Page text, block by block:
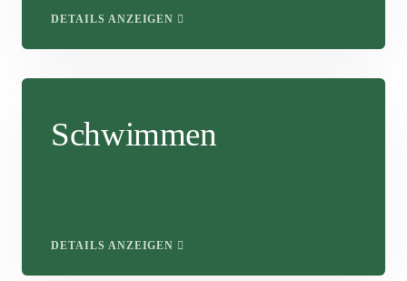
DETAILS ANZEIGEN
Schwimmen
DETAILS ANZEIGEN